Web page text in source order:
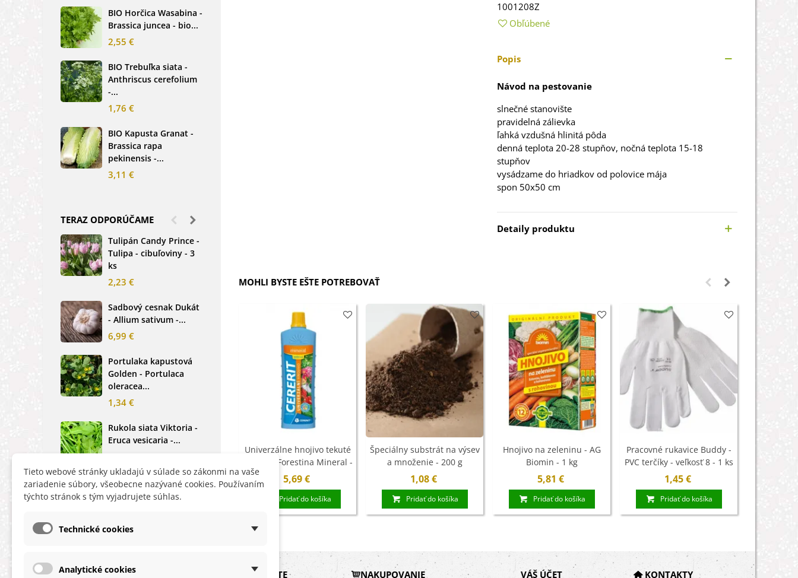
BIO Horčica Wasabina -
Brassica juncea - bio...
2,55 €
BIO Trebuľka siata -
Anthriscus cerefolium
-...
1,76 €
BIO Kapusta Granat -
Brassica rapa
pekinensis -...
3,11 €
TERAZ ODPORÚČAME
Tulipán Candy Prince -
Tulipa - cibuľoviny - 3
ks
2,23 €
Sadbový cesnak Dukát
- Allium sativum -...
6,99 €
Portulaka kapustová
Golden - Portulaca
oleracea...
1,34 €
Rukola siata Viktoria -
Eruca vesicaria -...
1,24 €
cibuľoviny - 3 ks
Gloxínia Mont Blanc -
Sinningia - cibuľoviny
Nezábudka alpínska
alpestris -...
1,29 €
1001208Z
Obľúbené
Popis
Návod na pestovanie
slnečné stanovište
pravidelná zálievka
ľahká vzdušná hlinitá pôda
denná teplota 20-28 stupňov, nočná teplota 15-18
stupňov
vysádzame do hriadkov od polovice mája
spon 50x50 cm
Detaily produktu
MOHLI BYSTE EŠTE POTREBOVAŤ
Univerzálne hnojivo tekuté
Ceretit - Forestina Mineral -
1 l
5,69 €
Pridať do košíka
Špeciálny substrát na výsev
a množenie - 200 g
1,08 €
Pridať do košíka
Hnojivo na zeleninu - AG
Biomin - 1 kg
5,81 €
Pridať do košíka
Pracovné rukavice Buddy -
PVC terčíky - veľkosť 8 - 1 ks
1,45 €
Pridať do košíka
INFORMÁCIE HĽADÁTE NAKUPOVANIE VÁŠ ÚČET KONTAKTY
Tieto webové stránky ukladajú v súlade so zákonmi na vaše
zariadenie súbory, všeobecne nazývané cookies. Používaním
týchto stránok s tým vyjadrujete súhlas.
Technické cookies
Analytické cookies